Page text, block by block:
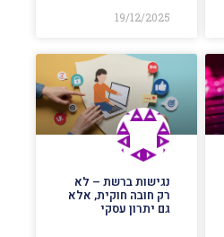
19/12/2025
נגישות ברשת – לא
רק חובה חוקית, אלא
גם יתרון עסקי